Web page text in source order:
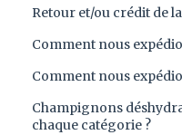
Retour et/ou crédit de
Comment nous
Comment nous
Champignons
chaque catégorie ?